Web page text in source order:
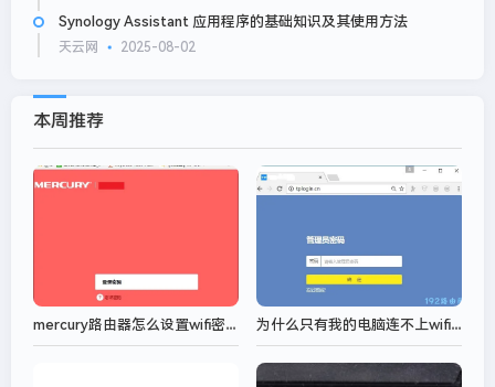
Synology Assistant 应用程序的基础知识及其使用方法
天云网 2025-08-02
本周推荐
mercury路由器怎么设置wifi密码？ 为什么只有我的电脑连不上wifi ？